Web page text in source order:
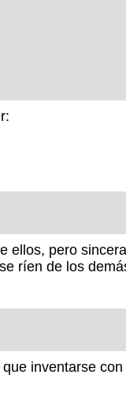
ellos, pero
ríen de los
inventarse